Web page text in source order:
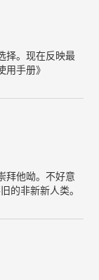
择。现在反映最
手册》
拜他呦。不好意
的非新新人类。